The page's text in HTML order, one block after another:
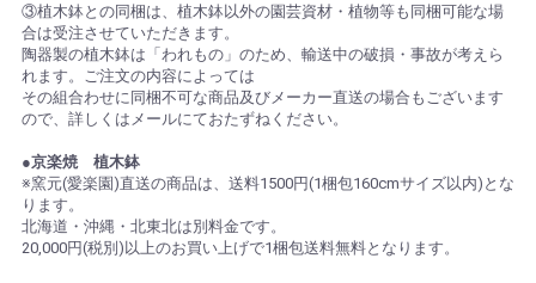
③植木鉢との同梱は、植木鉢以外の園芸資材・植物等も同梱可能な場
合は受注させていただきます。
陶器製の植木鉢は「われもの」のため、輸送中の破損・事故が考えら
れます。ご注文の内容によっては
その組合わせに同梱不可な商品及びメーカー直送の場合もございます
ので、詳しくはメールにておたずねください。
●京楽焼 植木鉢
※窯元(愛楽園)直送の商品は、送料1500円(1梱包160cmサイズ以内)とな
ります。
北海道・沖縄・北東北は別料金です。
20,000円(税別)以上のお買い上げで1梱包送料無料となります。